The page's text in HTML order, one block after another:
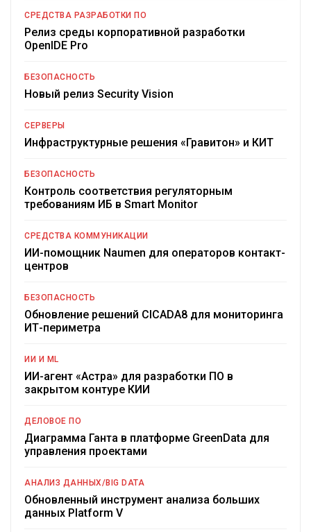
СРЕДСТВА РАЗРАБОТКИ ПО
Релиз среды корпоративной разработки
OpenIDE Pro
БЕЗОПАСНОСТЬ
Новый релиз Security Vision
СЕРВЕРЫ
Инфраструктурные решения «Гравитон» и КИТ
БЕЗОПАСНОСТЬ
Контроль соответствия регуляторным
требованиям ИБ в Smart Monitor
СРЕДСТВА КОММУНИКАЦИИ
ИИ-помощник Naumen для операторов контакт-
центров
БЕЗОПАСНОСТЬ
Обновление решений CICADA8 для мониторинга
ИТ-периметра
ИИ И ML
ИИ-агент «Астра» для разработки ПО в
закрытом контуре КИИ
ДЕЛОВОЕ ПО
Диаграмма Ганта в платформе GreenData для
управления проектами
АНАЛИЗ ДАННЫХ/BIG DATA
Обновленный инструмент анализа больших
данных Platform V